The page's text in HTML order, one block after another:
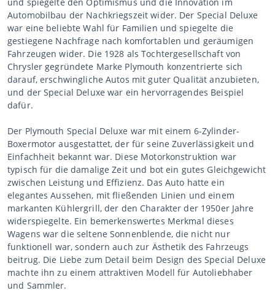
Automobilbau der Nachkriegszeit wider. Der Special Deluxe
war eine beliebte Wahl für Familien und spiegelte die
gestiegene Nachfrage nach komfortablen und geräumigen
Fahrzeugen wider. Die 1928 als Tochtergesellschaft von
Chrysler gegründete Marke Plymouth konzentrierte sich
darauf, erschwingliche Autos mit guter Qualität anzubieten,
und der Special Deluxe war ein hervorragendes Beispiel
dafür.
Der Plymouth Special Deluxe war mit einem 6-Zylinder-
Boxermotor ausgestattet, der für seine Zuverlässigkeit und
Einfachheit bekannt war. Diese Motorkonstruktion war
typisch für die damalige Zeit und bot ein gutes Gleichgewicht
zwischen Leistung und Effizienz. Das Auto hatte ein
elegantes Aussehen, mit fließenden Linien und einem
markanten Kühlergrill, der den Charakter der 1950er Jahre
widerspiegelte. Ein bemerkenswertes Merkmal dieses
Wagens war die seltene Sonnenblende, die nicht nur
funktionell war, sondern auch zur Ästhetik des Fahrzeugs
beitrug. Die Liebe zum Detail beim Design des Special Deluxe
machte ihn zu einem attraktiven Modell für Autoliebhaber
und Sammler.